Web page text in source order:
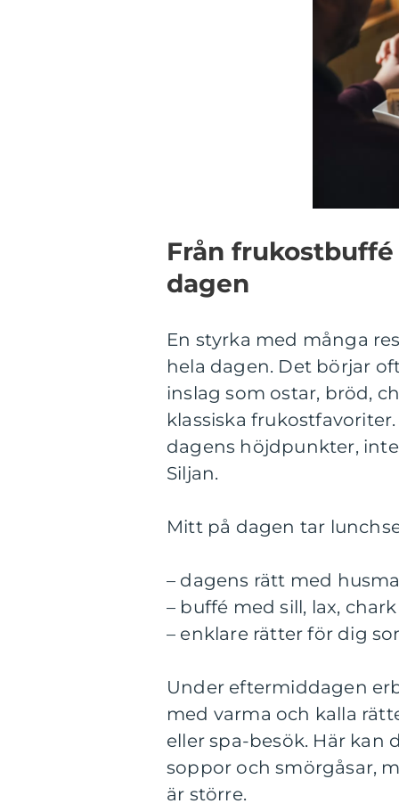
Från
dagen
En styrka med många
hela dagen. Det börjar
inslag som ostar, bröd,
klassiska
dagens höjdpunkter,
Siljan.
Mitt på dagen tar
– dagens rätt med
– buffé med sill, lax,
– enklare rätter för dig
Under eftermiddagen
med varma och kalla
eller spa-besök. Här kan
soppor och smörgåsar,
är större.